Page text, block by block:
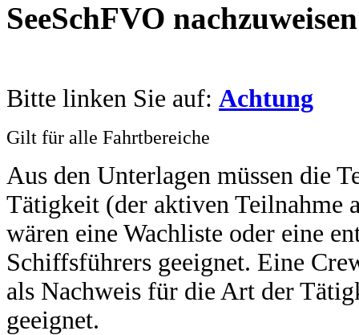
SeeSchFVO nachzuweisen
Bitte linken Sie auf: Achtung
Gilt für alle Fahrtbereiche
Aus den Unterlagen müssen die
Tätigkeit (der aktiven Teilnahme
wären eine Wachliste oder eine
Schiffsführers geeignet. Eine
als Nachweis für die Art der
geeignet.